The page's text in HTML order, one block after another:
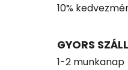
10%
GYORS
1-2 munkanap